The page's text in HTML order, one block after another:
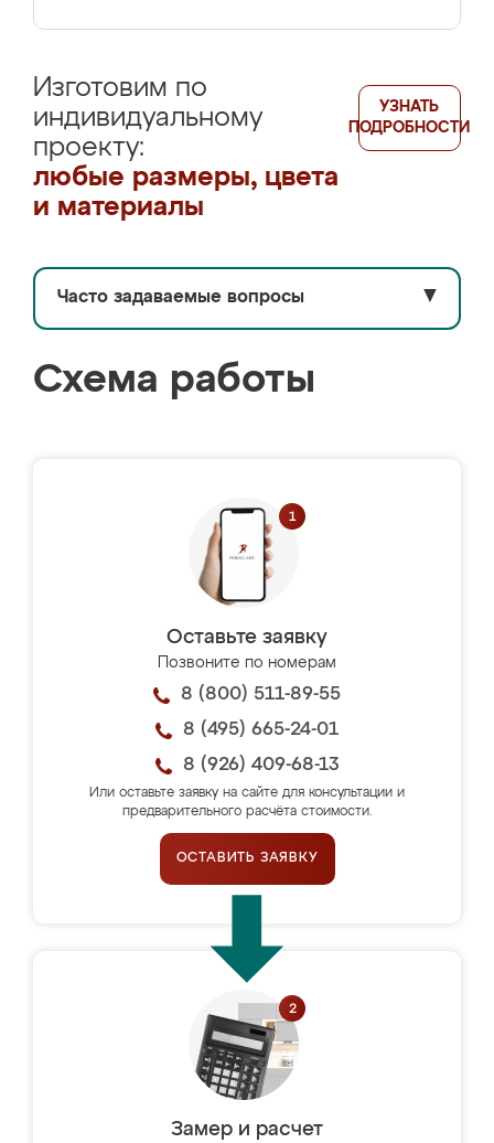
Изготовим по
индивидуальному
проекту:
любые размеры, цвета
и материалы
УЗНАТЬ
ПОДРОБНОСТИ
Часто задаваемые вопросы ▼
Схема работы
Оставьте заявку
Позвоните по номерам
8 (800) 511-89-55
8 (495) 665-24-01
8 (926) 409-68-13
Или оставьте заявку на сайте для консультации и
предварительного расчёта стоимости.
ОСТАВИТЬ ЗАЯВКУ
Замер и расчет